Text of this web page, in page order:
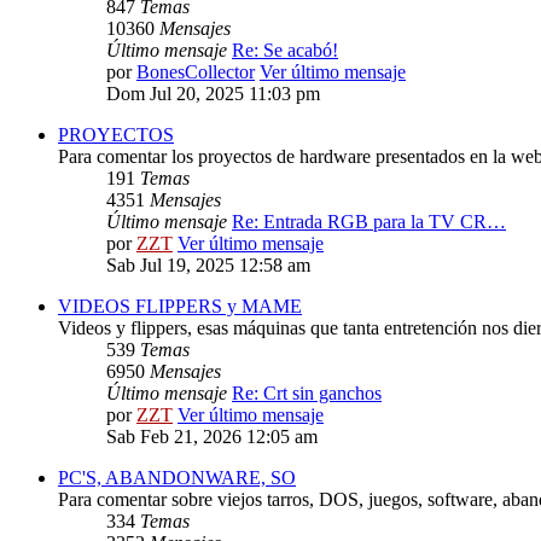
847 Temas
10360 Mensajes
Último mensaje Re: Se acabó!
porBonesCollector Ver último mensaje
Dom Jul 20, 2025 11:03 pm
PROYECTOS
Para comentar los proyectos de hardware presentados en la
191 Temas
4351 Mensajes
Último mensaje Re: Entrada RGB para la TV CR…
por ZZT Ver último mensaje
Sab Jul 19, 2025 12:58 am
VIDEOS FLIPPERS y MAME
Videos y flippers, esas máquinas que tanta entretención nos
539 Temas
6950 Mensajes
Último mensaje Re: Crt sin ganchos
por ZZT Ver último mensaje
Sab Feb 21, 2026 12:05 am
PC'S, ABANDONWARE, SO
Para comentar sobre viejos tarros, DOS, juegos, software,
334 Temas